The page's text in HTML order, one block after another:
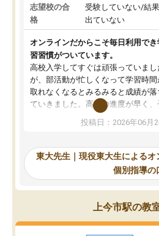
志望校の合
格
受験していない/結
出ていない
オンラインだからこそ毎日利用でき
習習慣がついています。
高校入学してすぐは頑張っていまし
が、部活動が忙しくなって学習時間
取れなくなるとみるみると成績が落
ていきました。高校の進度が早く、
供も家に帰って勉強の話すると嫌な
応を示します。東大先生にお願いし
れるので、親としても安心です。毎
使える自習室とかもあり、わからな
ところがあれば先生が回答してくれ
のも重宝しています。
投稿日：2026年06月
東大先生｜現役東大生によるオ
個別指導の
上今市駅の教